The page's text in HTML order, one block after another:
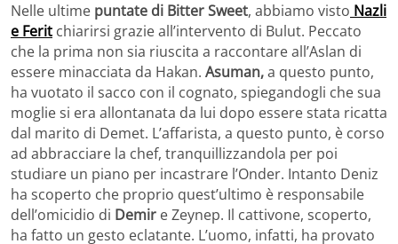
Nelle ultime puntate di Bitter Sweet, abbiamo visto Nazli
e Ferit chiarirsi grazie all’intervento di Bulut. Peccato
che la prima non sia riuscita a raccontare all’Aslan di
essere minacciata da Hakan. Asuman,a questo punto,
ha vuotato il sacco con il cognato, spiegandogli che sua
moglie si era allontanata da lui dopo essere stata ricatta
dal marito di Demet. L’affarista, a questo punto, è corso
ad abbracciare la chef, tranquillizzandola per poi
studiare un piano per incastrare l’Onder. Intanto Deniz
ha scoperto che proprio quest’ultimo è responsabile
dell’omicidio di Demir e Zeynep. Il cattivone, scoperto,
ha fatto un gesto eclatante. L’uomo, infatti, ha provato